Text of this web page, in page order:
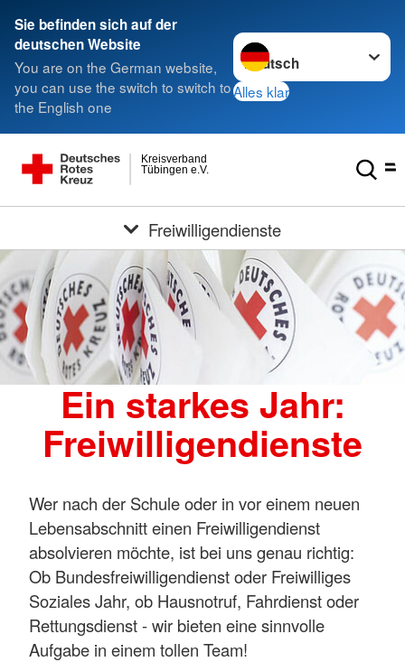
Sie befinden sich auf der
deutschen Website
You are on the German website,
you can use the switch to switch to
the English one
Sprache wechseln zu
Alles klar
Tübingen e.V.
Kreisverband
Freiwilligendienste
Ein starkes Jahr:
Freiwilligendienste
Wer nach der Schule oder in vor einem neuen
Lebensabschnitt einen Freiwilligendienst
absolvieren möchte, ist bei uns genau richtig:
Ob Bundesfreiwilligendienst oder Freiwilliges
Soziales Jahr, ob Hausnotruf, Fahrdienst oder
Rettungsdienst - wir bieten eine sinnvolle
Aufgabe in einem tollen Team!